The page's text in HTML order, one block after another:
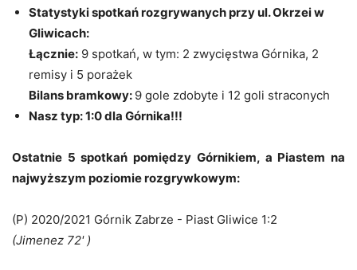
Statystyki spotkań rozgrywanych przy ul. Okrzei w
Gliwicach:
Łącznie: 9 spotkań, w tym: 2 zwycięstwa Górnika, 2
remisy i 5 porażek
Bilans bramkowy: 9 gole zdobyte i 12 goli straconych
Nasz typ: 1:0 dla Górnika!!!
Ostatnie 5 spotkań pomiędzy Górnikiem, a Piastem na
najwyższym poziomie rozgrywkowym:
(P) 2020/2021 Górnik Zabrze - Piast Gliwice 1:2
(Jimenez 72' )